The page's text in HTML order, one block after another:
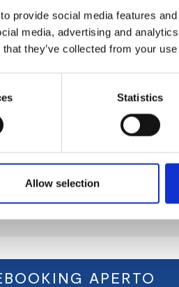
provide social media features
media, advertising and
they’ve collected from your
Statistics
Allow selection
APERTO